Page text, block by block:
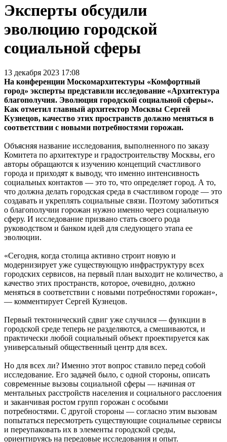
Эксперты обсудили
эволюцию городской
социальной сферы
13 декабря 2023 17:08
На конференции Москомархитектуры «Комфортный
город» эксперты представили исследование «Архитектура
благополучия. Эволюция городской социальной сферы».
Как отметил главный архитектор Москвы Сергей
Кузнецов, качество этих пространств должно меняться в
соответствии с новыми потребностями горожан.
Объясняя название исследования, выполненного по заказу
Комитета по архитектуре и градостроительству Москвы, его
авторы обращаются к изучению концепций счастливого
города и приходят к выводу, что именно интенсивность
социальных контактов — это то, что определяет город. А то,
что должна делать городская среда в счастливом городе — это
создавать и укреплять социальные связи. Поэтому заботиться
о благополучии горожан нужно именно через социальную
сферу. И исследование призвано стать своего рода
руководством и банком идей для следующего этапа ее
эволюции.
«Сегодня, когда столица активно строит новую и
модернизирует уже существующую инфраструктуру всех
городских сервисов, на первый план выходит не количество, а
качество этих пространств, которое, очевидно, должно
меняться в соответствии с новыми потребностями горожан»,
— комментирует Сергей Кузнецов.
Первый тектонический сдвиг уже случился — функции в
городской среде теперь не разделяются, а смешиваются, и
практически любой социальный объект проектируется как
универсальный общественный центр для всех.
Но для всех ли? Именно этот вопрос ставило перед собой
исследование. Его задачей было, с одной стороны, описать
современные вызовы социальной сферы — начиная от
ментальных расстройств населения и социального расслоения
и заканчивая ростом групп горожан с особыми
потребностями. С другой стороны — согласно этим вызовам
попытаться пересмотреть существующие социальные сервисы
и переупаковать их в элементы городской среды,
ориентируясь на передовые исследования и опыт.